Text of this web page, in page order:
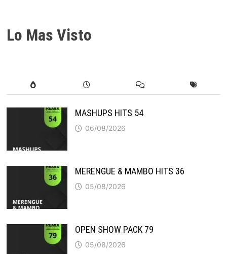
Lo Mas Visto
MASHUPS HITS 54
06/08/2026
MERENGUE & MAMBO HITS 36
05/08/2026
OPEN SHOW PACK 79
05/08/2026